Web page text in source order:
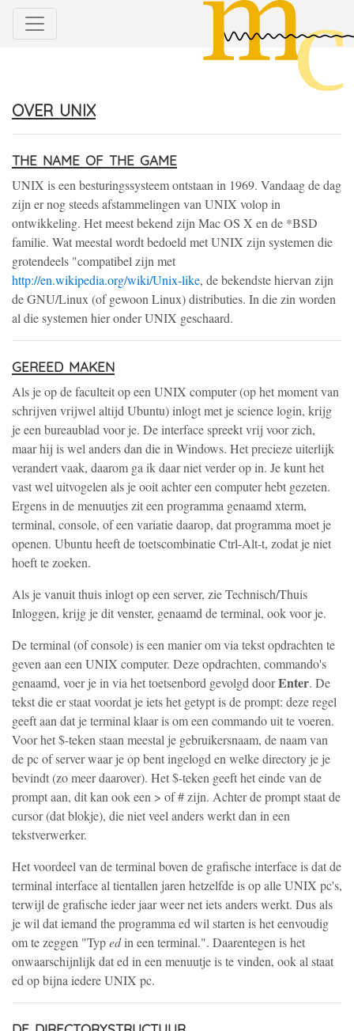
over unix
the name of the game
UNIX is een besturingssysteem ontstaan in 1969. Vandaag de dag
zijn er nog steeds afstammelingen van UNIX volop in
ontwikkeling. Het meest bekend zijn Mac OS X en de *BSD
familie. Wat meestal wordt bedoeld met UNIX zijn systemen die
grotendeels "compatibel zijn met
http://en.wikipedia.org/wiki/Unix-like, de bekendste hiervan zijn
de GNU/Linux (of gewoon Linux) distributies. In die zin worden
al die systemen hier onder UNIX geschaard.
gereed maken
Als je op de faculteit op een UNIX computer (op het moment van
schrijven vrijwel altijd Ubuntu) inlogt met je science login, krijg
je een bureaublad voor je. De interface spreekt vrij voor zich,
maar hij is wel anders dan die in Windows. Het precieze uiterlijk
verandert vaak, daarom ga ik daar niet verder op in. Je kunt het
vast wel uitvogelen als je ooit achter een computer hebt gezeten.
Ergens in de menuutjes zit een programma genaamd xterm,
terminal, console, of een variatie daarop, dat programma moet je
openen. Ubuntu heeft de toetscombinatie Ctrl-Alt-t, zodat je niet
hoeft te zoeken.
Als je vanuit thuis inlogt op een server, zie Technisch/Thuis
Inloggen, krijg je dit venster, genaamd de terminal, ook voor je.
De terminal (of console) is een manier om via tekst opdrachten te
geven aan een UNIX computer. Deze opdrachten, commando's
genaamd, voer je in via het toetsenbord gevolgd doorEnter. De
tekst die er staat voordat je iets het getypt is de prompt: deze regel
geeft aan dat je terminal klaar is om een commando uit te voeren.
Voor het $-teken staan meestal je gebruikersnaam, de naam van
de pc of server waar je op bent ingelogd en welke directory je je
bevindt (zo meer daarover). Het $-teken geeft het einde van de
prompt aan, dit kan ook een > of # zijn. Achter de prompt staat de
cursor (dat blokje), die niet veel anders werkt dan in een
tekstverwerker.
Het voordeel van de terminal boven de grafische interface is dat de
terminal interface al tientallen jaren hetzelfde is op alle UNIX pc's,
terwijl de grafische ieder jaar weer net iets anders werkt. Dus als
je wil dat iemand the programma ed wil starten is het eenvoudig
om te zeggen "Typedin een terminal.". Daarentegen is het
onwaarschijnlijk dat ed in een menuutje is te vinden, ook al staat
ed op bijna iedere UNIX pc.